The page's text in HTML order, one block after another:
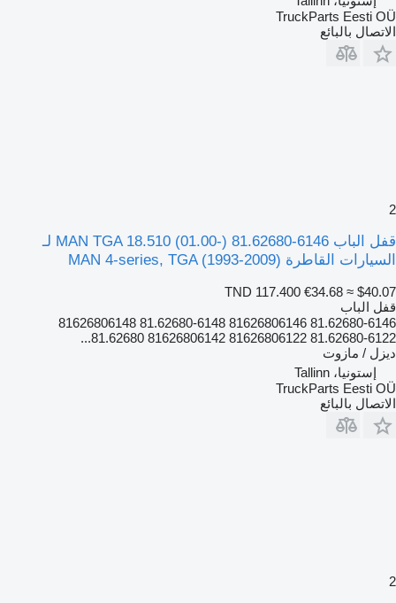
TruckParts Eesti OÜ
الاتصال بالبائع
2
قفل الباب MAN TGA 18.510 (01.00-) 81.62680-6146 لـ
السيارات القاطرة MAN 4-series, TGA (1993-2009)
TND 117.400 €34.68 ≈ $40.07
قفل الباب
81.62680-6146 81626806146 81.62680-6148 81626806148
81.62680-6122 81626806122 81626806142 81.62680...
ديزل / مازوت
إستونيا، Tallinn
TruckParts Eesti OÜ
الاتصال بالبائع
2